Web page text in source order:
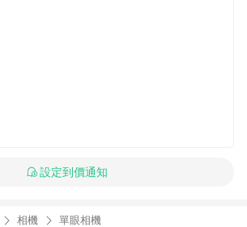
設定到價通知
相機 單眼相機